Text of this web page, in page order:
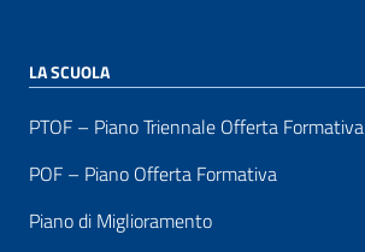
LA SCUOLA
PTOF – Piano Triennale Offerta Formativa
POF – Piano Offerta Formativa
Piano di Miglioramento